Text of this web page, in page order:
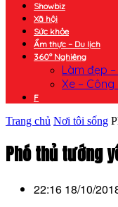
Showbiz
Xã hội
Sức khỏe
Ẩm thực – Du lịch
360° Nghiêng
Làm đẹp
Xe – Công
F
Trang chủ Nơi tôi sống
Phó thủ tướng
22:16 18/10/